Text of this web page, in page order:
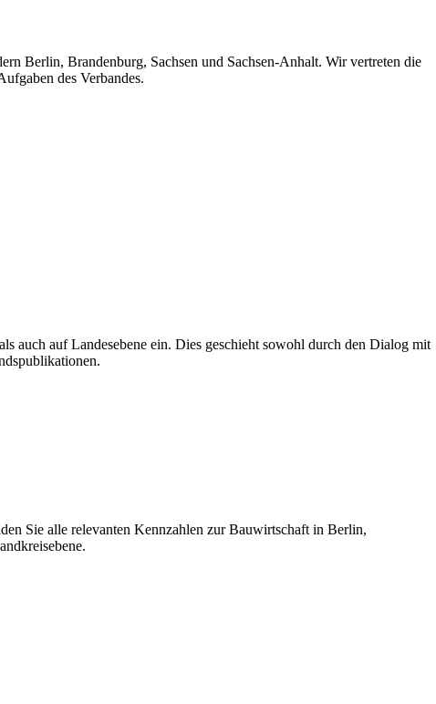
Berlin, Brandenburg, Sachsen und Sachsen-Anhalt. Wir vertreten die
des Verbandes.
auch auf Landesebene ein. Dies geschieht sowohl durch den Dialog mit
Sie alle relevanten Kennzahlen zur Bauwirtschaft in Berlin,